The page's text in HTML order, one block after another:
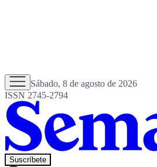
Sábado, 8 de agosto de 2026
ISSN 2745-2794
Suscríbete